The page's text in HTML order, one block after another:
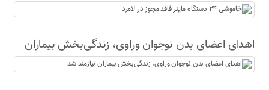
اهدای اعضای بدن نوجوان وراوی، زندگی‌بخش بیماران
نیازمند شد